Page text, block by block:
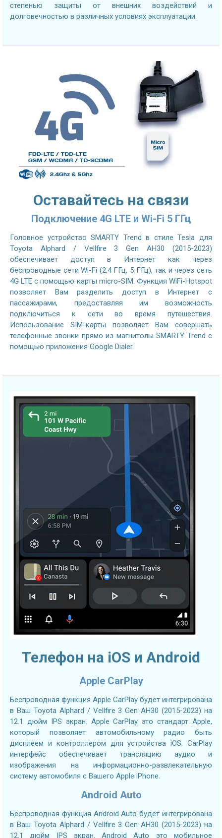
степенью защиты от внешних воздействий и
долговечностью в различных условиях эксплуатации.
Оставайтесь на связи
Подключение 4G LTE и Wi-Fi 5 ГГц
Головное устройство SMARTY Trend в стиле Tesla для
Toyota Alphard / Vellfire 3 Gen AH30 (2015-2023)
обеспечивает доступ в Интернет как через
беспроводные сети Wi-Fi (2,4 ГГц, 5 ГГц), так и через сеть
4G LTE с помощью карты micro-SIM. Функция WiFi-Hotspot
позволяет Вам разделить доступ в Интернет с
пассажирами, предоставляя им возможность
подключиться к сети во время путешествия.
Использование SIM-карты позволяет Вам совершать
телефонные звонки прямо из магнитолы SMARTY Trend с
помощью приложения Google Dialer.
Телефон на iOS и Android
Apple CarPlay
Беспроводная функция Apple CarPlay будет интегрирована
в Ваш Toyota Alphard / Vellfire 3 Gen AH30 (2015-2023) на
12.1 дюйм IPS экран. Apple CarPlay это стандарт Apple,
который позволяет автомобильному радио быть
дисплеем и контроллером для устройства iOS. CarPlay
интерфейс обеспечивает трансляцию аудио и
изображения на информационно-развлекательную
систему автомобиля с Вашего Apple iPhone.
Android Auto
Беспроводная функция Android Auto будет интегрирована
в Ваш Toyota Alphard / Vellfire 3 Gen AH30 (2015-2023) на
12.1 дюйм IPS экран. Android Auto это мобильное